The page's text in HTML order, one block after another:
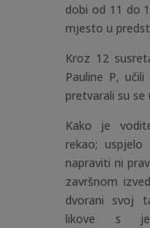
dobi od 11 do
mjesto u
Kroz 12
Pauline P,
pretvarali su se
Kako je
rekao;
napraviti ni
završnom
dvorani svoj
likove s